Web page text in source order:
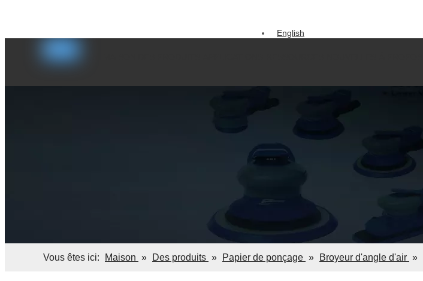
English
Italiano
Vous êtes ici: Maison » Des produits » Papier de ponçage » Broyeur d'angle d'air »